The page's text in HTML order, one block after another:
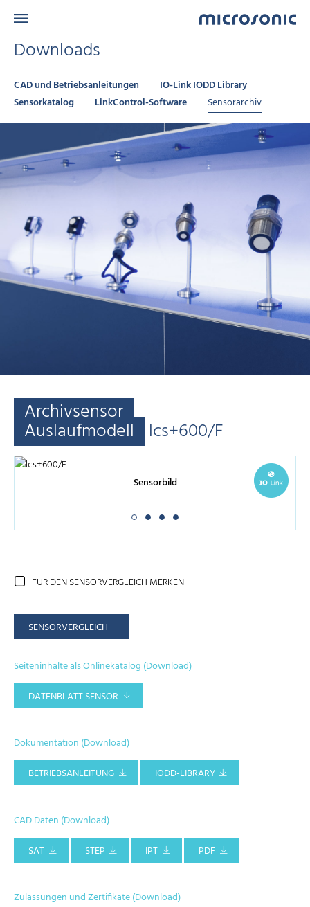
Downloads
CAD und Betriebsanleitungen
IO-Link IODD Library
Sensorkatalog
LinkControl-Software Sensorarchiv
Archivsensor
Auslaufmodell lcs+600/F
Sensorbild
FÜR DEN SENSORVERGLEICH MERKEN
SENSORVERGLEICH
Seiteninhalte als Onlinekatalog (Download)
DATENBLATT SENSOR
Dokumentation (Download)
BETRIEBSANLEITUNG
IODD-LIBRARY
CAD Daten (Download)
SAT
STEP IPT PDF
Zulassungen und Zertifikate (Download)